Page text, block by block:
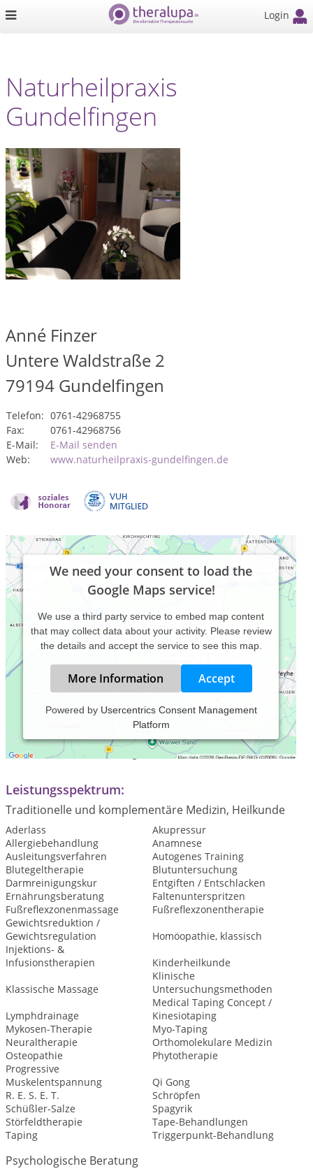
Login
Naturheilpraxis
Gundelfingen
Anné Finzer
Untere Waldstraße 2
79194 Gundelfingen
Telefon: 0761-42968755
Fax:
0761-42968756
E-Mail:
E-Mail senden
Web:
www.naturheilpraxis-gundelfingen.de
We need your consent to load the
Google Maps service!
We use a third party service to embed map content
that may collect data about your activity. Please review
the details and accept the service to see this map.
More Information Accept
Powered by Usercentrics Consent Management
Platform
Termine nach Vereinbarung
Leistungsspektrum:
Traditionelle und komplementäre Medizin, Heilkunde
Aderlass
Akupressur
Allergiebehandlung
Anamnese
Ausleitungsverfahren
Autogenes Training
Blutegeltherapie
Blutuntersuchung
Darmreinigungskur
Entgiften / Entschlacken
Ernährungsberatung
Faltenunterspritzen
Fußreflexzonenmassage
Fußreflexzonentherapie
Gewichtsreduktion /
Gewichtsregulation
Homöopathie, klassisch
Injektions- &
Infusionstherapien
Kinderheilkunde
Klassische Massage
Klinische
Untersuchungsmethoden
Lymphdrainage
Medical Taping Concept /
Kinesiotaping
Mykosen-Therapie
Myo-Taping
Neuraltherapie
Orthomolekulare Medizin
Osteopathie
Phytotherapie
Progressive
Muskelentspannung
Qi Gong
R. E. S. E. T.
Schröpfen
Schüßler-Salze
Spagyrik
Störfeldtherapie
Tape-Behandlungen
Taping
Triggerpunkt-Behandlung
Psychologische Beratung